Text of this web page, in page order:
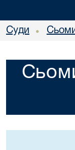
Суди •